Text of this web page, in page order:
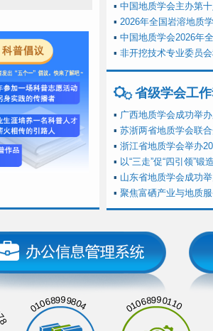
▪ 中国地质学会主办第
▪ 2026年全国岩溶地质
▪ 中国地质学会2026年
▪ 非开挖技术专业委员
省级学会工
▪ 广西地质学会成功举
▪ 苏浙两省地质学会联
▪ 浙江省地质学会举办
▪ 以“三走”促“四引领”
▪ 山东省地质学会成功
▪ 聚焦富硒产业与地质
01068999804 01068990110